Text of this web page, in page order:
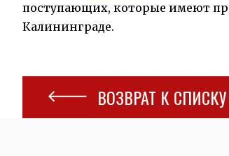
поступающих, которые имеют
Калининграде.
ВОЗВРАТ К СПИСКУ